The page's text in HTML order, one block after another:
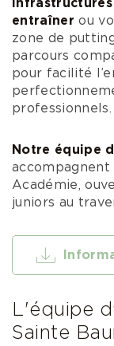
entraîner ou
zone de
parcours
pour facilité
professionnels.
Notre équipe
accompagnent
Académie,
juniors au
L'équipe
Sainte